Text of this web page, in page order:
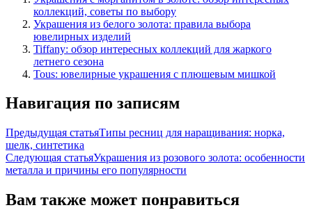
коллекций, советы по выбору
Украшения из белого золота: правила выбора
ювелирных изделий
Tiffany: обзор интересных коллекций для жаркого
летнего сезона
Tous: ювелирные украшения с плюшевым мишкой
Навигация по записям
Предыдущая статьяТипы ресниц для наращивания: норка,
шелк, синтетика
Следующая статьяУкрашения из розового золота: особенности
металла и причины его популярности
Вам также может понравиться